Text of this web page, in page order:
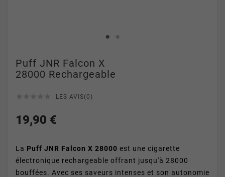
Puff JNR Falcon X
28000 Rechargeable
LES AVIS(0)
19,90 €
La Puff JNR Falcon X 28000 est une cigarette
électronique rechargeable offrant jusqu'à 28000
bouffées. Avec ses saveurs intenses et son autonomie